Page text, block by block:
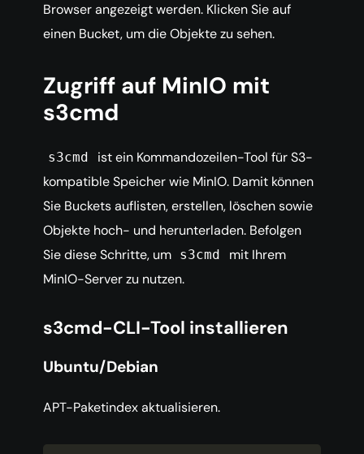
Browser angezeigt werden. Klicken Sie auf
einen Bucket, um die Objekte zu sehen.
Zugriff auf MinIO mit
s3cmd
s3cmd
ist ein Kommandozeilen-Tool für S3-
kompatible Speicher wie MinIO. Damit können
Sie Buckets auflisten, erstellen, löschen sowie
Objekte hoch- und herunterladen. Befolgen
Sie diese Schritte, um s3cmd
mit Ihrem
MinIO-Server zu nutzen.
s3cmd-CLI-Tool installieren
Ubuntu/Debian
APT-Paketindex aktualisieren.